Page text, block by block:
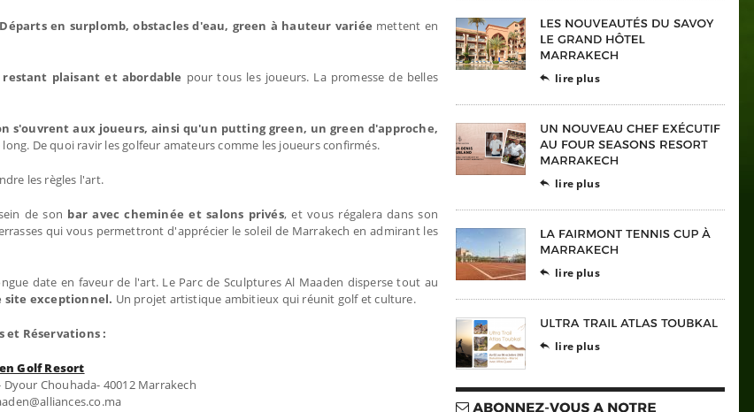
Départs en surplomb, obstacles d'eau, green à hauteur variée mettent en
plaisant et abordable pour tous les joueurs. La promesse de belles
s'ouvrent aux joueurs, ainsi qu'un putting green, un green d'approche,
long. De quoi ravir les golfeur amateurs comme les joueurs confirmés.
les règles l'art.
de son bar avec cheminée et salons privés, et vous régalera dans son
qui vous permettront d'apprécier le soleil de Marrakech en admirant les
date en faveur de l'art. Le Parc de Sculptures Al Maaden disperse tout au
site exceptionnel. Un projet artistique ambitieux qui réunit golf et culture.
et Réservations :
Golf Resort
Dyour Chouhada- 40012 Marrakech
 lire plus
 lire plus
 lire plus
 lire plus